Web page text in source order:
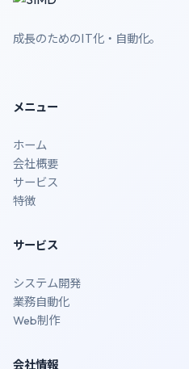
成長のためのIT化・自動化。
メニュー
ホーム
会社概要
サービス
特徴
サービス
システム開発
業務自動化
Web制作
会社情報